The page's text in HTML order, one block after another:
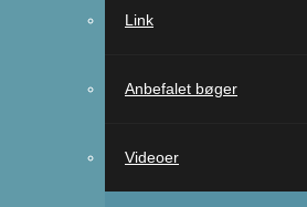
Link
Anbefalet bøger
Videoer